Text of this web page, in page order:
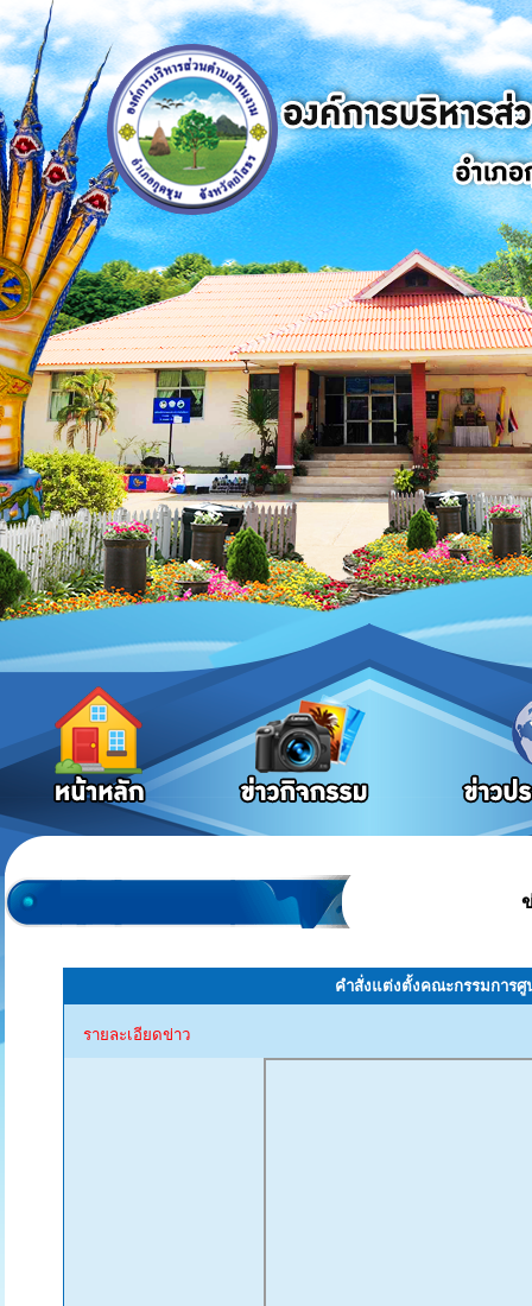
คำสั่งแต่งตั้งคณะกรรมการศู
รายละเอียดข่าว